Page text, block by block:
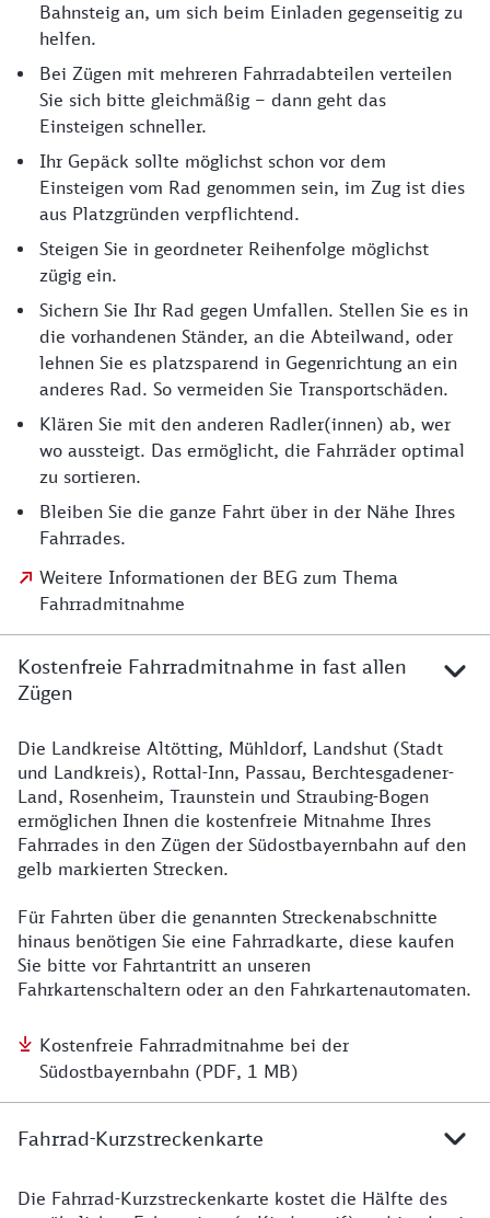
Bahnsteig an, um sich beim Einladen gegenseitig zu
helfen.
Bei Zügen mit mehreren Fahrradabteilen verteilen
Sie sich bitte gleichmäßig – dann geht das
Einsteigen schneller.
Ihr Gepäck sollte möglichst schon vor dem
Einsteigen vom Rad genommen sein, im Zug ist dies
aus Platzgründen verpflichtend.
Steigen Sie in geordneter Reihenfolge möglichst
zügig ein.
Sichern Sie Ihr Rad gegen Umfallen. Stellen Sie es in
die vorhandenen Ständer, an die Abteilwand, oder
lehnen Sie es platzsparend in Gegenrichtung an ein
anderes Rad. So vermeiden Sie Transportschäden.
Klären Sie mit den anderen Radler(innen) ab, wer
wo aussteigt. Das ermöglicht, die Fahrräder optimal
zu sortieren.
Bleiben Sie die ganze Fahrt über in der Nähe Ihres
Fahrrades.
Weitere Informationen der BEG zum Thema
Fahrradmitnahme
Kostenfreie Fahrradmitnahme in fast allen
Zügen
Fahrradkarte
Die Landkreise Altötting, Mühldorf, Landshut (Stadt
und Landkreis), Rottal-Inn, Passau, Berchtesgadener-
Land, Rosenheim, Traunstein und Straubing-Bogen
ermöglichen Ihnen die kostenfreie Mitnahme Ihres
Fahrrades in den Zügen der Südostbayernbahn auf den
gelb markierten Strecken.
Für Fahrten über die genannten Streckenabschnitte
hinaus benötigen Sie eine Fahrradkarte, diese kaufen
Sie bitte vor Fahrtantritt an unseren
Fahrkartenschaltern oder an den Fahrkartenautomaten.
Download
Kostenfreie Fahrradmitnahme bei der
Südostbayernbahn (PDF, 1 MB)
Fahrrad-Kurzstreckenkarte
Die Fahrrad-Kurzstreckenkarte kostet die Hälfte des